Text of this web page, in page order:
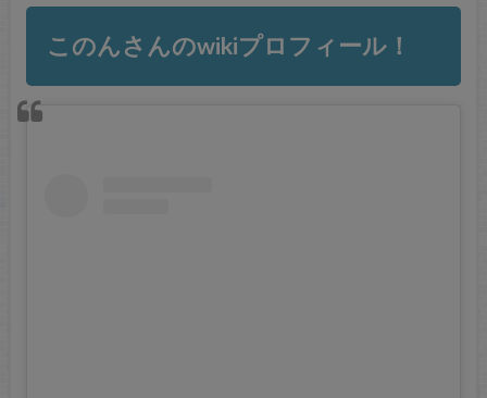
このんさんのwikiプロフィール！